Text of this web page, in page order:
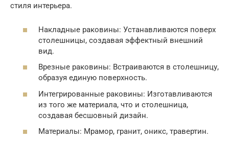
стиля интерьера.
Накладные раковины: Устанавливаются поверх
столешницы, создавая эффектный внешний
вид.
Врезные раковины: Встраиваются в столешницу,
образуя единую поверхность.
Интегрированные раковины: Изготавливаются
из того же материала, что и столешница,
создавая бесшовный дизайн.
Материалы: Мрамор, гранит, оникс, травертин.